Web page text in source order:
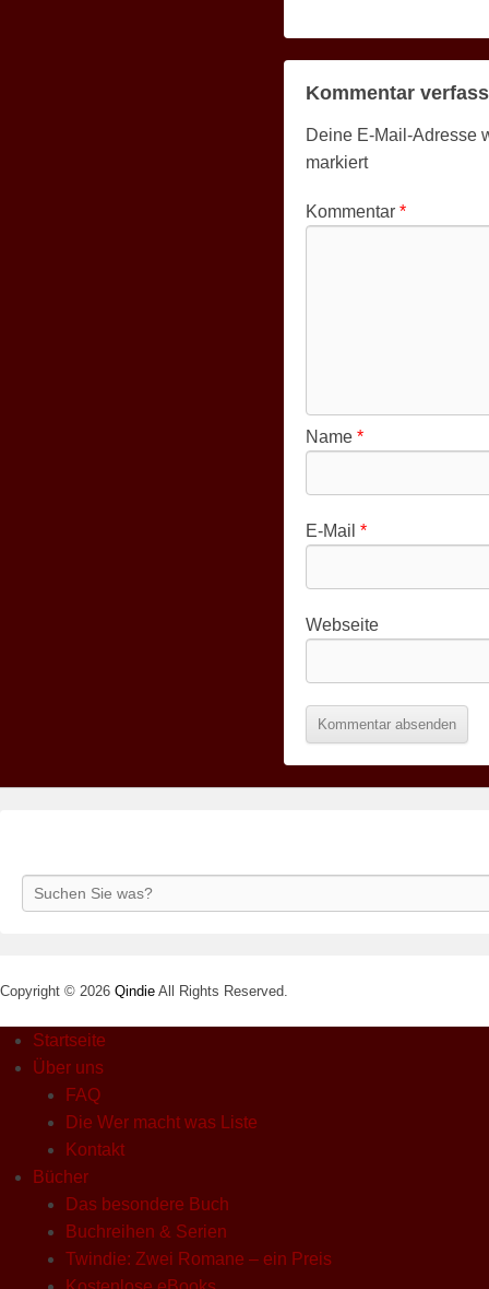
Kommentar
Deine E-Mail-Adresse
markiert
Kommentar *
Name *
E-Mail *
Webseite
Search
Copyright © 2026 Qindie All Rights Reserved.
Startseite
Über uns
FAQ
Die Wer macht was Liste
Kontakt
Bücher
Das besondere Buch
Buchreihen & Serien
Twindie: Zwei Romane – ein Preis